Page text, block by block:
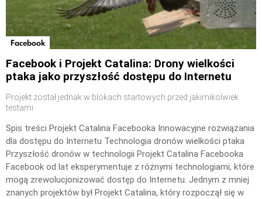
Facebook
Facebook i Projekt Catalina: Drony wielkości
ptaka jako przyszłość dostępu do Internetu
Projekt został jednak w blokach startowych przed jakimikolwiek
testami
Spis treści Projekt Catalina Facebooka Innowacyjne rozwiązania
dla dostępu do Internetu Technologia dronów wielkości ptaka
Przyszłość dronów w technologii Projekt Catalina Facebooka
Facebook od lat eksperymentuje z różnymi technologiami, które
mogą zrewolucjonizować dostęp do Internetu. Jednym z mniej
znanych projektów był Projekt Catalina, który rozpoczął się w